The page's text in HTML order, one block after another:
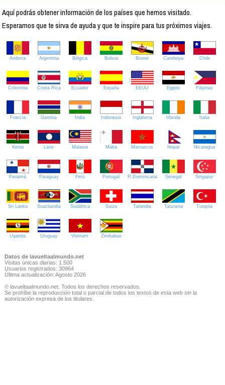
Aquí podrás obtener información de los países que hemos visitado.
Esperamos que te sirva de ayuda y que te inspire para tus próximos viajes.
Andorra Argentina Bélgica Bolivia Brunei Camboya Chile
Colombia Costa Rica Ecuador España EEUU Egipto Filipinas
Francia Gambia India Indonesia Inglaterra Irlanda Italia
Kenia Laos Malasia Malta Marruecos Nepal Nicaragua
Panamá Paraguay Perú Portugal R.Dominicana Senegal Singapur
Sri Lanka Suazilandia Sudáfrica Suiza Tailandia Tanzania Turquía
Uganda Uruguay Vietnam Zimbabue
Datos de lavueltaalmundo.net
Visitas únicas diarias: 1.500
Usuarios registrados: 30964
Última actualización: Agosto 2026
© lavueltaalmundo.net. Todos los derechos reservados.
Se prohíbe la reproducción total o parcial de todos los textos de esta web sin la
autorización expresa de los titulares.